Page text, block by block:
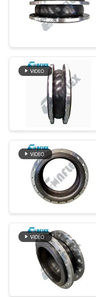
KEBIJAKAN
PRIVASI
katup
duckbill
Selang
Logam